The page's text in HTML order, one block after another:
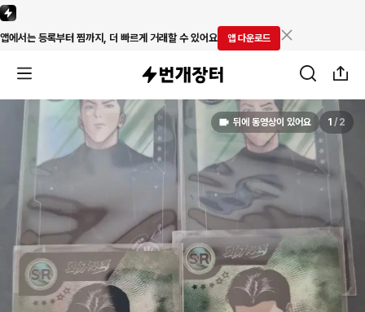
앱에서는 등록부터 찜까지, 더 빠르게 거래할 수 있어요 앱 다운로드
뒤에 동영상이 있어요 1 / 2